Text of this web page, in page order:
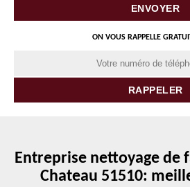
ON VOUS RAPPELLE
Entreprise nettoyage de
Chateau 51510: